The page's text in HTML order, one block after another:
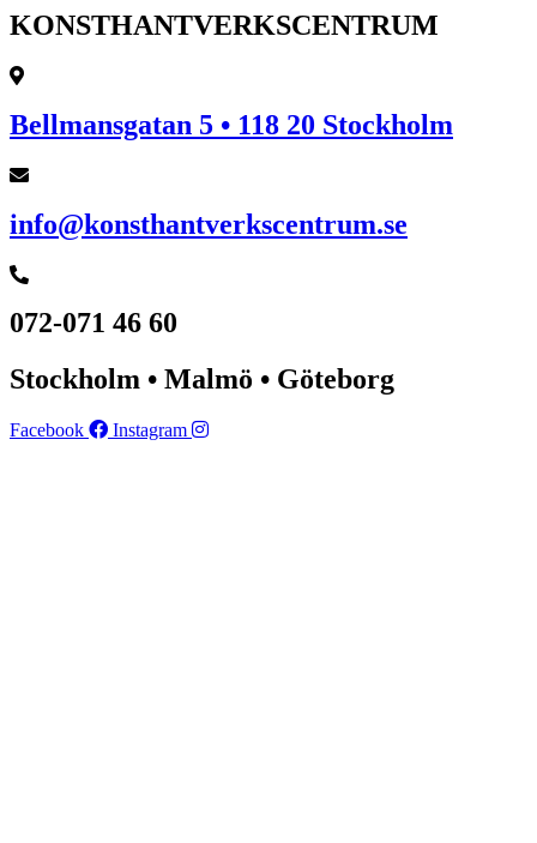
KONSTHANTVERKSCENTRUM
Bellmansgatan 5 • 118 20 Stockholm
info@konsthantverkscentrum.se
072-071 46 60
Stockholm • Malmö • Göteborg
Facebook Instagram